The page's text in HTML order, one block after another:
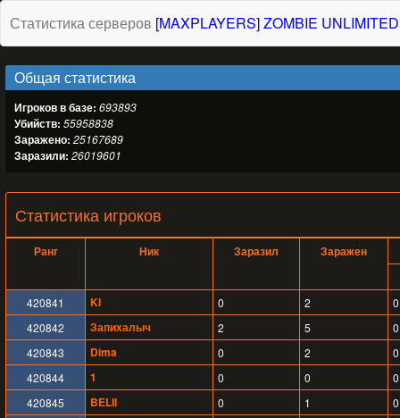
Статистика серверов [MAXPLAYERS] ZOMBIE UNLIMITED
Общая статистика
Игроков в базе: 693893
Убийств: 55958838
Заражено: 25167689
Заразили: 26019601
Статистика игроков
Ранг Ник Заразил Заражен
420841 KI 0 2
0
420842
Запихалыч 2 5
0
420843
Dima 0 2
0
420844
1 0 0
0
420845
BELII 0 1
0